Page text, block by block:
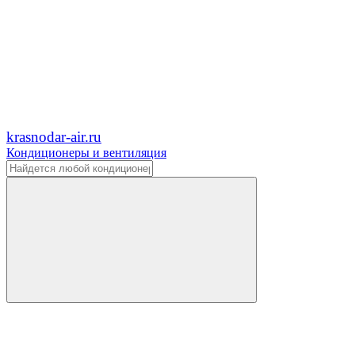
krasnodar-air.ru
Кондиционеры и вентиляция